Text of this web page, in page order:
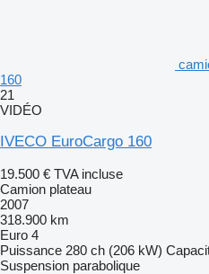
160
21
VIDÉO
IVECO EuroCargo 160
19.500 € TVA incluse
Camion plateau
2007
318.900 km
Euro 4
Puissance 280 ch (206 kW)
Suspension parabolique